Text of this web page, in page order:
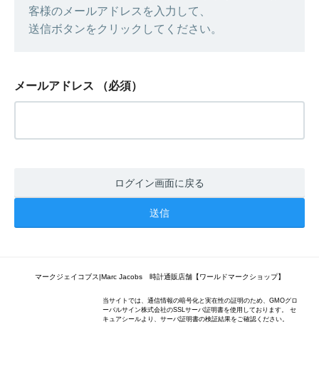
客様のメールアドレスを入力して、
送信ボタンをクリックしてください。
メールアドレス （必須）
ログイン画面に戻る
マークジェイコブス|Marc Jacobs 時計通販店舗【ワールドマークショップ】
当サイトでは、通信情報の暗号化と実在性の証明のため、GMOグロ
ーバルサイン株式会社のSSLサーバ証明書を使用しております。 セ
キュアシールより、サーバ証明書の検証結果をご確認ください。